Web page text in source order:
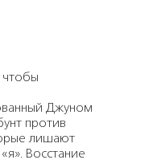
чтобы
Джуном
против
лишают
Восстание